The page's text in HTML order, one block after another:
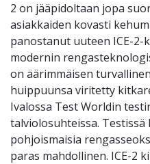
2 on jääpidoltaan jopa
asiakkaiden kovasti
panostanut uuteen ICE-
modernin
on äärimmäisen
huippuunsa viritetty
Ivalossa Test Worldin
talviolosuhteissa.
pohjoismaisia
paras mahdollinen. ICE-2